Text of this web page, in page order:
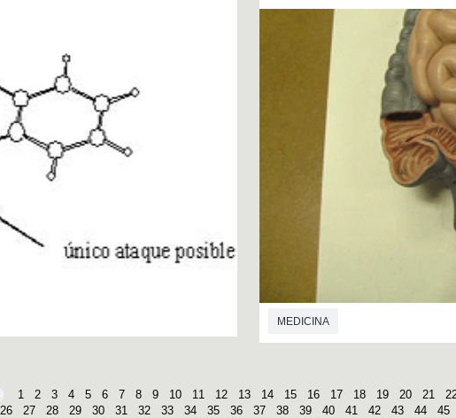
MEDICINA
1 2 3 4 5 6 7 8 9 10 11 12 13 14 15 16 17 18 19 20 21
26
27 28 29 30 31 32 33 34 35 36 37 38 39 40 41 42 43 44 45